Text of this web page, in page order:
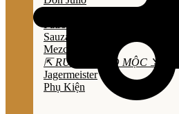
Sauza
Mezcal
⇱ RƯỢU THẢO MỘC ⇲
Jagermeister
Phụ Kiện